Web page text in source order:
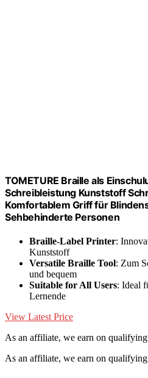
TOMETURE Braille als
Schreibleistung Kunststoff
Komfortablem Griff für
Sehbehinderte Personen
Braille-Label Printer:
Kunststoff
Versatile Braille Tool: Zum
und bequem
Suitable for All Users: Ideal
Lernende
View Latest Price
As an affiliate, we earn on qualifying
As an affiliate, we earn on qualifying